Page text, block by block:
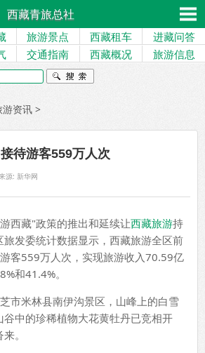
西藏青旅总社
旅游景点 西藏租车
进藏问答
交通指南 西藏概况 旅游信息
游资讯 >
待游客559万人次
源: 新华网
藏"政策的推出和延续让西藏旅游持
发委统计数据显示，西藏旅游全区前
客559万人次，实现旅游收入70.59亿
和41.4%。
米林县南伊沟景区，山峰上的白雪
中的珍稀植物大花黄牡丹已竞相开
。